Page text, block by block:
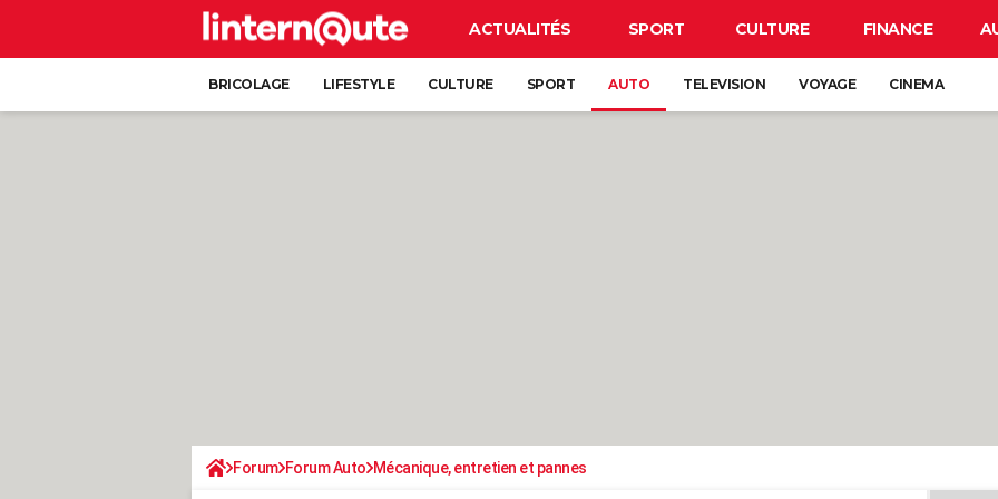
ACTUALITÉS SPORT CULTURE FINANCE
BRICOLAGE LIFESTYLE CULTURE SPORT AUTO TELEVISION VOYAGE CINEMA
Forum Forum Auto Mécanique, entretien et pannes